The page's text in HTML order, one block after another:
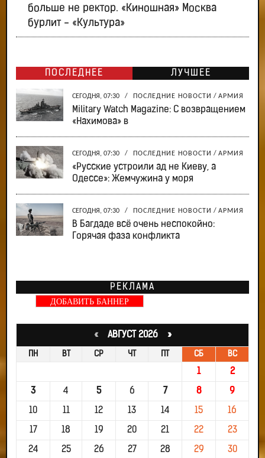
больше не ректор. «Киношная» Москва
бурлит - «Культура»
ПОСЛЕДНЕЕ ЛУЧШЕЕ
СЕГОДНЯ, 07:30 / ПОСЛЕДНИЕ НОВОСТИ / АРМИЯ
Military Watch Magazine: С возвращением
«Нахимова» в
СЕГОДНЯ, 07:30 / ПОСЛЕДНИЕ НОВОСТИ / АРМИЯ
«Русские устроили ад не Киеву, а
Одессе»: Жемчужина у моря
СЕГОДНЯ, 07:30 / ПОСЛЕДНИЕ НОВОСТИ / АРМИЯ
В Багдаде всё очень неспокойно:
Горячая фаза конфликта
РЕКЛАМА
ДОБАВИТЬ БАННЕР
«АВГУСТ 2026 »
ПН ВТ СР ЧТ ПТ СБ ВС
1 2
3 4 5 6 7 8 9
10 11 12 13 14 15 16
17 18 19 20 21 22 23
24 25 26 27 28 29 30